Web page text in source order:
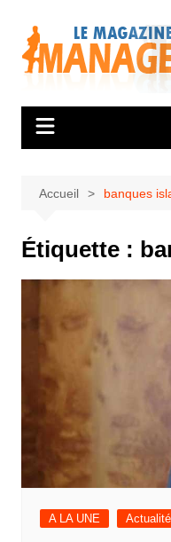
contenu
Accueil banques
Étiquette :
A LA UNE